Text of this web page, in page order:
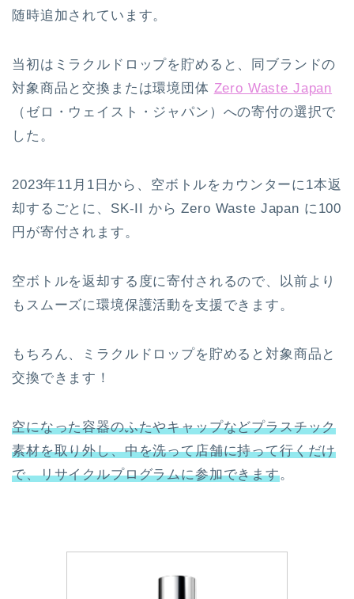
随時追加されています。
当初はミラクルドロップを貯めると、同ブランドの
対象商品と交換または環境団体 Zero Waste Japan
（ゼロ・ウェイスト・ジャパン）への寄付の選択で
した。
2023年11月1日から、空ボトルをカウンターに1本返
却するごとに、SK-II から Zero Waste Japan に100
円が寄付されます。
空ボトルを返却する度に寄付されるので、以前より
もスムーズに環境保護活動を支援できます。
もちろん、ミラクルドロップを貯めると対象商品と
交換できます！
空になった容器のふたやキャップなどプラスチック
素材を取り外し、中を洗って店舗に持って行くだけ
で、リサイクルプログラムに参加できます。